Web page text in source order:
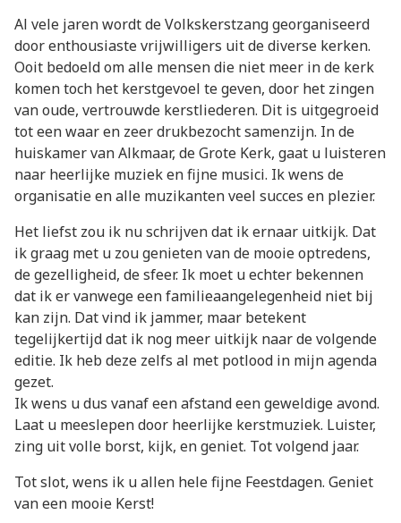
Al vele jaren wordt de Volkskerstzang georganiseerd
door enthousiaste vrijwilligers uit de diverse kerken.
Ooit bedoeld om alle mensen die niet meer in de kerk
komen toch het kerstgevoel te geven, door het zingen
van oude, vertrouwde kerstliederen. Dit is uitgegroeid
tot een waar en zeer drukbezocht samenzijn. In de
huiskamer van Alkmaar, de Grote Kerk, gaat u luisteren
naar heerlijke muziek en fijne musici. Ik wens de
organisatie en alle muzikanten veel succes en plezier.
Het liefst zou ik nu schrijven dat ik ernaar uitkijk. Dat
ik graag met u zou genieten van de mooie optredens,
de gezelligheid, de sfeer. Ik moet u echter bekennen
dat ik er vanwege een familieaangelegenheid niet bij
kan zijn. Dat vind ik jammer, maar betekent
tegelijkertijd dat ik nog meer uitkijk naar de volgende
editie. Ik heb deze zelfs al met potlood in mijn agenda
gezet.
Ik wens u dus vanaf een afstand een geweldige avond.
Laat u meeslepen door heerlijke kerstmuziek. Luister,
zing uit volle borst, kijk, en geniet. Tot volgend jaar.
Tot slot, wens ik u allen hele fijne Feestdagen. Geniet
van een mooie Kerst!